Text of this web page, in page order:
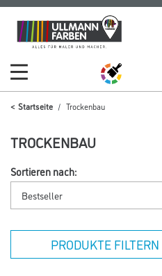
Zum
Inhalt
Zum
Navigationsmenü
Startseite Trockenbau
TROCKENBAU
Sortieren nach:
PRODUKTE FILTERN